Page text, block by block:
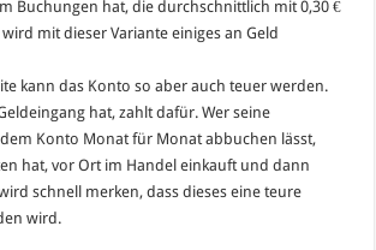
Buchungen hat, die durchschnittlich mit 0,30 €
mit dieser Variante einiges an Geld
kann das Konto so aber auch teuer werden.
hat, zahlt dafür. Wer seine
Konto Monat für Monat abbuchen lässt,
hat, vor Ort im Handel einkauft und dann
schnell merken, dass dieses eine teure
wird.